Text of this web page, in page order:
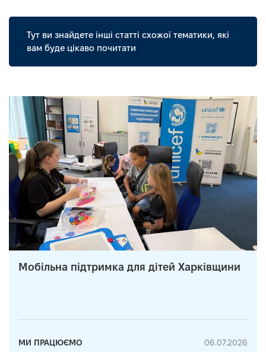
Тут ви знайдете інші статті схожої тематики, які
вам буде цікаво почитати
Мобільна підтримка для дітей Харківщини
МИ ПРАЦЮЄМО 06.07.2026